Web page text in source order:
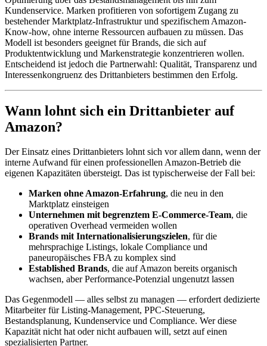
Kundenservice. Marken profitieren von sofortigem Zugang zu
bestehender Marktplatz-Infrastruktur und spezifischem Amazon-
Know-how, ohne interne Ressourcen aufbauen zu müssen. Das
Modell ist besonders geeignet für Brands, die sich auf
Produktentwicklung und Markenstrategie konzentrieren wollen.
Entscheidend ist jedoch die Partnerwahl: Qualität, Transparenz und
Interessenkongruenz des Drittanbieters bestimmen den Erfolg.
Wann lohnt sich ein Drittanbieter auf
Amazon?
Der Einsatz eines Drittanbieters lohnt sich vor allem dann, wenn der
interne Aufwand für einen professionellen Amazon-Betrieb die
eigenen Kapazitäten übersteigt. Das ist typischerweise der Fall bei:
Marken ohne Amazon-Erfahrung, die neu in den
Marktplatz einsteigen
Unternehmen mit begrenztem E-Commerce-Team, die
operativen Overhead vermeiden wollen
Brands mit Internationalisierungszielen, für die
mehrsprachige Listings, lokale Compliance und
paneuropäisches FBA zu komplex sind
Established Brands, die auf Amazon bereits organisch
wachsen, aber Performance-Potenzial ungenutzt lassen
Das Gegenmodell — alles selbst zu managen — erfordert dedizierte
Mitarbeiter für Listing-Management, PPC-Steuerung,
Bestandsplanung, Kundenservice und Compliance. Wer diese
Kapazität nicht hat oder nicht aufbauen will, setzt auf einen
spezialisierten Partner.